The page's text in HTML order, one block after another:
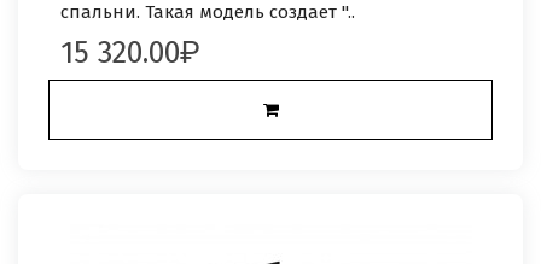
спальни. Такая модель создает "..
15 320.00